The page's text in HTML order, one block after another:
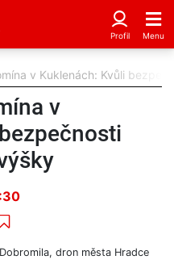
v Kuklenách: Kvůli
v
Dobromila, dron města Hradce